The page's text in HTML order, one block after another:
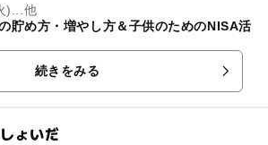
)...他
貯め方・増やし方＆子供のためのNISA活
続きをみる
ょいだ